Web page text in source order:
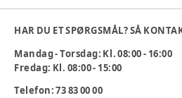
Alle gavlborde kan også leveres
Kontakt kundeservice for
Varenummer:
HAR DU ET SPØRGSMÅL? SÅ
Mandag - Torsdag: Kl. 08:00 - 16:00
Fredag: Kl. 08:00 - 15:00
Telefon: 73 83 00 00